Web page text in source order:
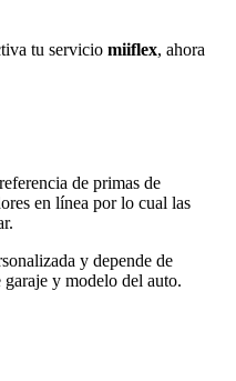
tu servicio miiflex, ahora
de primas de
en línea por lo cual las
y depende de
y modelo del auto.